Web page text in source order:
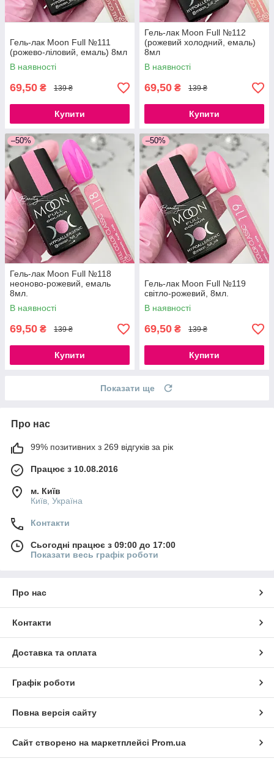
Гель-лак Moon Full №111
(рожево-ліловий, емаль) 8мл
В наявності
69,50 ₴ 139 ₴
Купити
Гель-лак Moon Full №112
(рожевий холодний, емаль)
8мл
В наявності
69,50 ₴ 139 ₴
Купити
–50%
Гель-лак Moon Full №118
неоново-рожевий, емаль
8мл.
В наявності
69,50 ₴ 139 ₴
Купити
–50%
Гель-лак Moon Full №119
світло-рожевий, 8мл.
В наявності
69,50 ₴ 139 ₴
Купити
Показати ще
Про нас
99% позитивних з 269 відгуків за рік
Працює з 10.08.2016
м. Київ
Київ, Україна
Контакти
Сьогодні працює з 09:00 до 17:00
Показати весь графік роботи
Про нас
Контакти
Доставка та оплата
Графік роботи
Повна версія сайту
Сайт створено на маркетплейсі Prom.ua